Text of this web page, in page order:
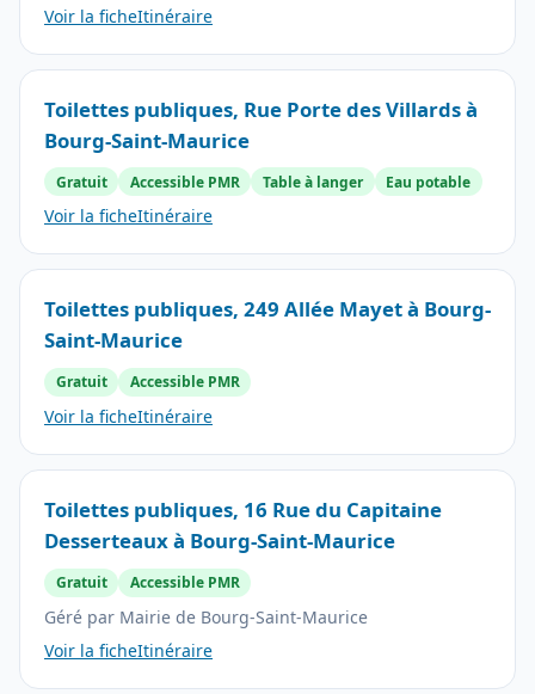
Voir la ficheItinéraire
Toilettes publiques, Rue Porte des Villards à
Bourg-Saint-Maurice
Gratuit Accessible PMR Table à langer Eau potable
Voir la ficheItinéraire
Toilettes publiques, 249 Allée Mayet à Bourg-
Saint-Maurice
Gratuit Accessible PMR
Voir la ficheItinéraire
Toilettes publiques, 16 Rue du Capitaine
Desserteaux à Bourg-Saint-Maurice
Gratuit Accessible PMR
Géré par Mairie de Bourg-Saint-Maurice
Voir la ficheItinéraire